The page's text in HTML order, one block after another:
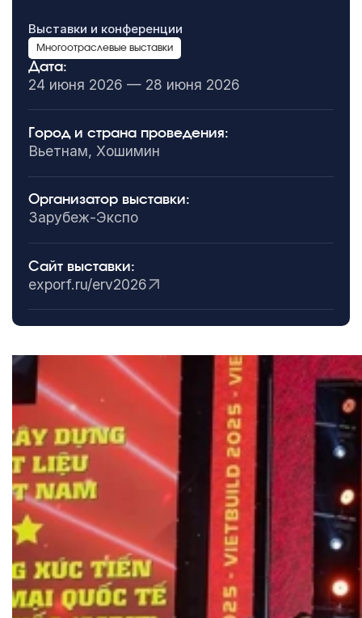
Выставки и конференции
Многоотраслевые выставки
Дата:
24 июня 2026 — 28 июня 2026
Город и страна проведения:
Вьетнам, Хошимин
Организатор выставки:
Зарубеж-Экспо
Сайт выставки:
exporf.ru/erv2026